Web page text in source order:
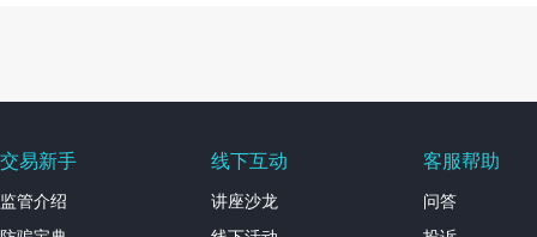
交易新手
监管介绍
线下互动
讲座沙龙
客服帮助
问答